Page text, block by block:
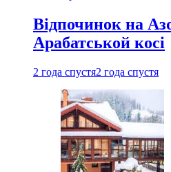
Відпочинок на
Арабатськой косі
2 года спустя2 года спустя